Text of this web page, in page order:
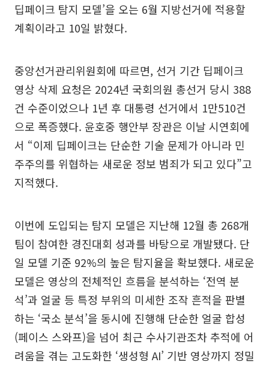
딥페이크 탐지 모델’을 오는 6월 지방선거에 적용할
계획이라고 10일 밝혔다.
중앙선거관리위원회에 따르면, 선거 기간 딥페이크
영상 삭제 요청은 2024년 국회의원 총선거 당시 388
건 수준이었으나 1년 후 대통령 선거에서 1만510건
으로 폭증했다. 윤호중 행안부 장관은 이날 시연회에
서 “이제 딥페이크는 단순한 기술 문제가 아니라 민
주주의를 위협하는 새로운 정보 범죄가 되고 있다”고
지적했다.
이번에 도입되는 탐지 모델은 지난해 12월 총 268개
팀이 참여한 경진대회 성과를 바탕으로 개발됐다. 단
일 모델 기준 92%의 높은 탐지율을 확보했다. 새로운
모델은 영상의 전체적인 흐름을 분석하는 ‘전역 분
석’과 얼굴 등 특정 부위의 미세한 조작 흔적을 판별
하는 ‘국소 분석’을 동시에 진행해 단순한 얼굴 합성
(페이스 스와프)을 넘어 최근 수사기관조차 추적에 어
려움을 겪는 고도화한 ‘생성형 AI’ 기반 영상까지 정밀